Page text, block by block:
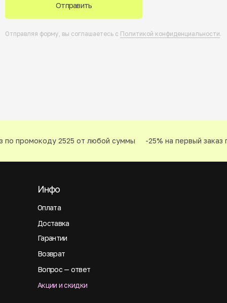
Отправить
Отправляя форму, вы соглашаетесь с Политикой конфиденциальности.
промокоду 2525 от любой суммы -25% на первый заказ
Оплата
Инфо
Доставка
Гарантии
Возврат
Вопрос — ответ
Акции и скидки